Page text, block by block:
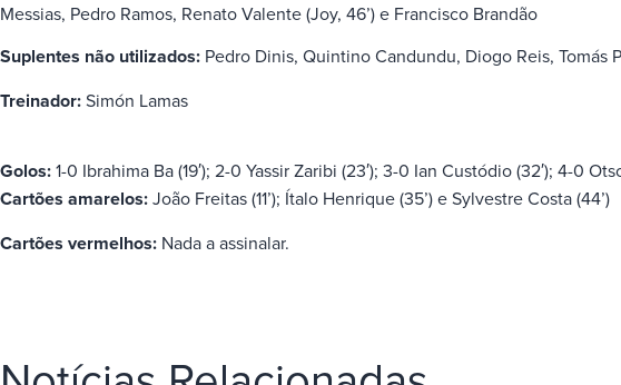
Messias, Pedro Ramos, Renato Valente (Joy, 46’) e Francisco Brandão
Suplentes não utilizados: Pedro Dinis, Quintino Candundu, Diogo Reis, Tomás
Treinador:Simón Lamas
Golos:1-0 Ibrahima Ba (19′); 2-0 Yassir Zaribi (23′); 3-0 Ian Custódio (32′); 4-0
Cartões amarelos:João Freitas (11’); Ítalo Henrique (35’) e Sylvestre Costa (44’)
Cartões vermelhos: Nada a assinalar.